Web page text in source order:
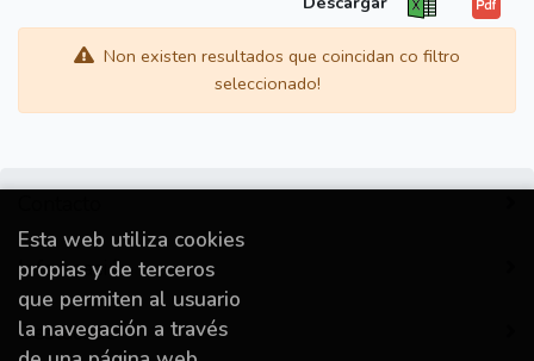
Non existen resultados que coincidan co filtro
seleccionado!
Información
Destacado
Esta web utiliza cookies
propias y de terceros
que permiten al usuario
la navegación a través